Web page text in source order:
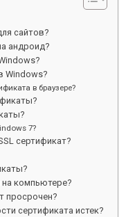
сайтов?
андроид?
Windows?
в браузере?
7?
сертификат?
компьютере?
просрочен?
сертификата истек?